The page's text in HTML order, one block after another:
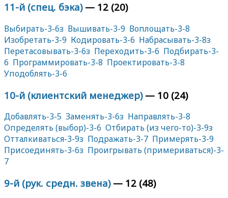
11-й (спец. бэка)— 12 (20)
Выбирать-3-6з Вышивать-3-9 Воплощать-3-8
Изобретать-3-9 Кодировать-3-6 Набрасывать-3-8з
Перетасовывать-3-6з Переходить-3-6 Подбирать-3-
6 Программировать-3-8 Проектировать-3-8
Уподоблять-3-6
10-й (клиентский менеджер)— 10 (24)
Добавлять-3-5 Заменять-3-6з Направлять-3-8
Определять (выбор)-3-6 Отбирать (из чего-то)-3-9з
Отталкиваться-3-9з Подражать-3-7 Примерять-3-9
Присоединять-3-6з Проигрывать (примериваться)-3-
7
9-й (рук. средн. звена)— 12 (48)